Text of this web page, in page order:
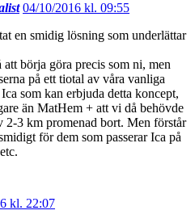
04/10/2016 kl. 09:55
en smidig lösning som underlättar
börja göra precis som ni, men
på ett tiotal av våra vanliga
som kan erbjuda detta koncept,
än MatHem + att vi då behövde
2-3 km promenad bort. Men förstår
för dem som passerar Ica på
kl. 22:07